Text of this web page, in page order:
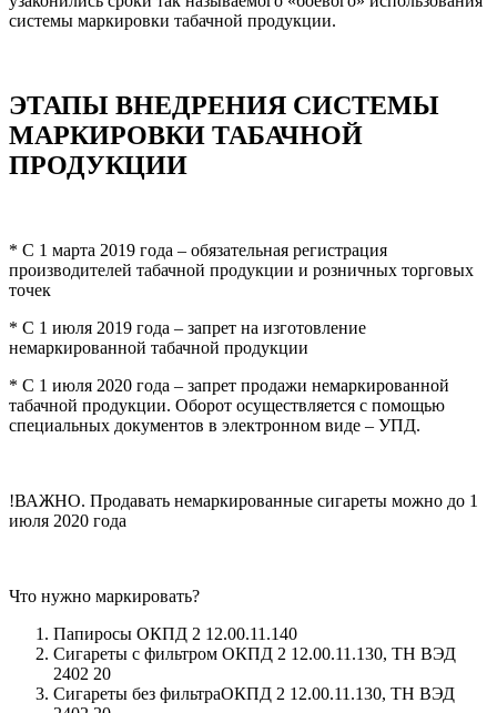
системы маркировки табачной продукции.
ЭТАПЫ ВНЕДРЕНИЯ СИСТЕМЫ
МАРКИРОВКИ ТАБАЧНОЙ
ПРОДУКЦИИ
* С 1 марта 2019 года – обязательная регистрация
производителей табачной продукции и розничных торговых
точек
* С 1 июля 2019 года – запрет на изготовление
немаркированной табачной продукции
* С 1 июля 2020 года – запрет продажи немаркированной
табачной продукции. Оборот осуществляется с помощью
специальных документов в электронном виде – УПД.
!ВАЖНО. Продавать немаркированные сигареты можно до 1
июля 2020 года
Что нужно маркировать?
Папиросы ОКПД 2 12.00.11.140
Сигареты с фильтром ОКПД 2 12.00.11.130, ТН ВЭД
2402 20
Сигареты без фильтраОКПД 2 12.00.11.130, ТН ВЭД